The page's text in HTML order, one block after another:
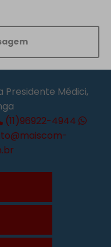
Presidente Médici,
(11)96922-4944